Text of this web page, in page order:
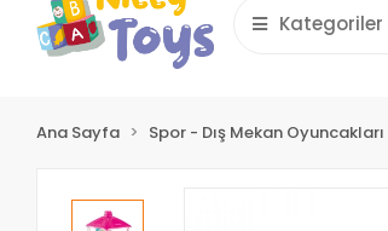
Kategoriler
Ana Sayfa Spor - Dış Mekan Oyuncakları